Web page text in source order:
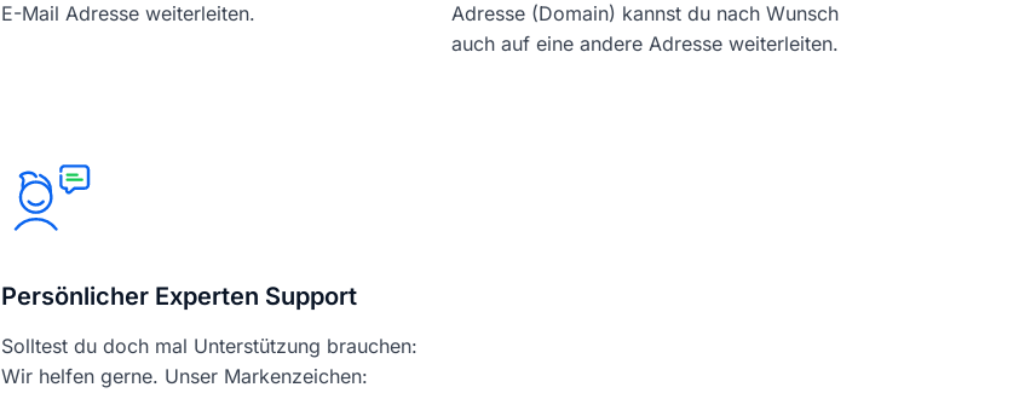
E-Mail Adresse weiterleiten.
Adresse (Domain) kannst du nach Wunsch
auch auf eine andere Adresse weiterleiten.
Persönlicher Experten Support
Solltest du doch mal Unterstützung brauchen:
Wir helfen gerne. Unser Markenzeichen: